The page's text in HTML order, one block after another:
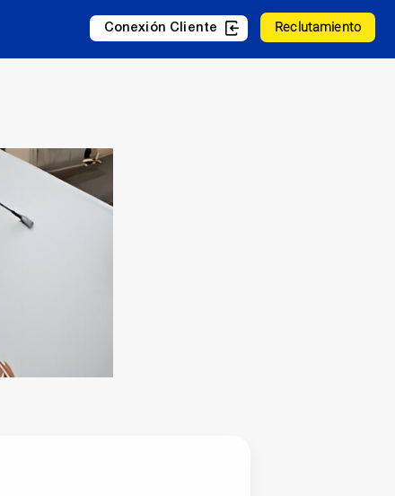
Conexión Cliente Reclutamiento